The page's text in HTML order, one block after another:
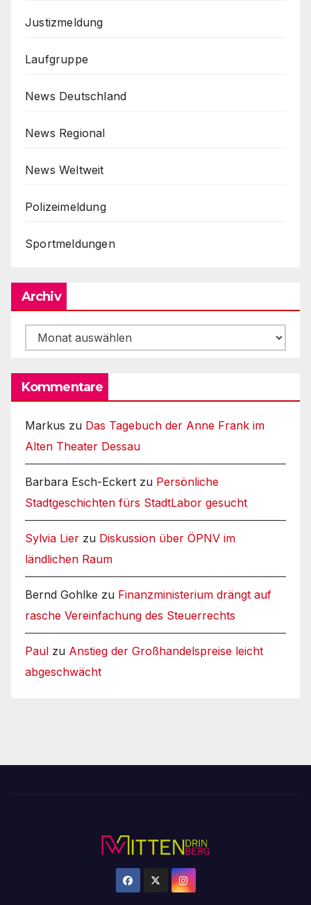
Justizmeldung
Laufgruppe
News Deutschland
News Regional
News Weltweit
Polizeimeldung
Sportmeldungen
Archiv
Archiv
Kommentare
Markus zu Das Tagebuch der Anne Frank im
Alten Theater Dessau
Barbara Esch-Eckert zu Persönliche
Stadtgeschichten fürs StadtLabor gesucht
Sylvia Lier zu Diskussion über ÖPNV im
ländlichen Raum
Bernd Gohlke zu Finanzministerium drängt auf
rasche Vereinfachung des Steuerrechts
Paul zu Anstieg der Großhandelspreise leicht
abgeschwächt